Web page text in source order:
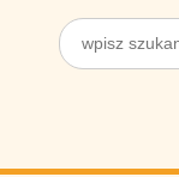
Szukaj
dla: